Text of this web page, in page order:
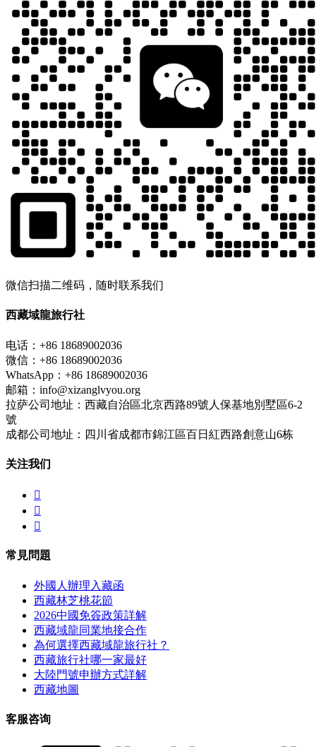
微信扫描二维码，随时联系我们
西藏域龍旅行社
电话：+86 18689002036
微信：+86 18689002036
WhatsApp：+86 18689002036
邮箱：info@xizanglvyou.org
拉萨公司地址：西藏自治區北京西路89號人保基地別墅區6-2
號
成都公司地址：四川省成都市錦江區百日紅西路創意山6栋
关注我们



常見問題
外國人辦理入藏函
西藏林芝桃花節
2026中國免簽政策詳解
西藏域龍同業地接合作
為何選擇西藏域龍旅行社？
西藏旅行社哪一家最好
大陸門號申辦方式詳解
西藏地圖
客服咨询